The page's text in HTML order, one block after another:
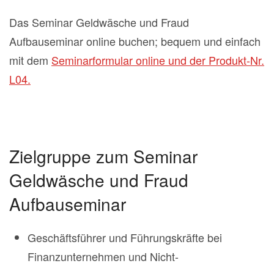
Das Seminar Geldwäsche und Fraud
Aufbauseminar online buchen; bequem und einfach
mit dem Seminarformular online und der Produkt-Nr.
L04.
Zielgruppe zum Seminar
Geldwäsche und Fraud
Aufbauseminar
Geschäftsführer und Führungskräfte bei
Finanzunternehmen und Nicht-